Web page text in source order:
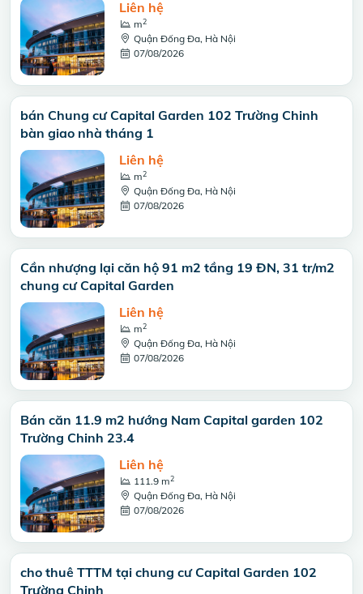
Liên hệ
m2
Quận Đống Đa, Hà Nội
07/08/2026
bán Chung cư Capital Garden 102 Trường Chinh
bàn giao nhà tháng 1
Liên hệ
m2
Quận Đống Đa, Hà Nội
07/08/2026
Cần nhượng lại căn hộ 91 m2 tầng 19 ĐN, 31 tr/m2
chung cư Capital Garden
Liên hệ
m2
Quận Đống Đa, Hà Nội
07/08/2026
Bán căn 11.9 m2 hướng Nam Capital garden 102
Trường Chinh 23.4
Liên hệ
111.9 m2
Quận Đống Đa, Hà Nội
07/08/2026
cho thuê TTTM tại chung cư Capital Garden 102
Trường Chinh